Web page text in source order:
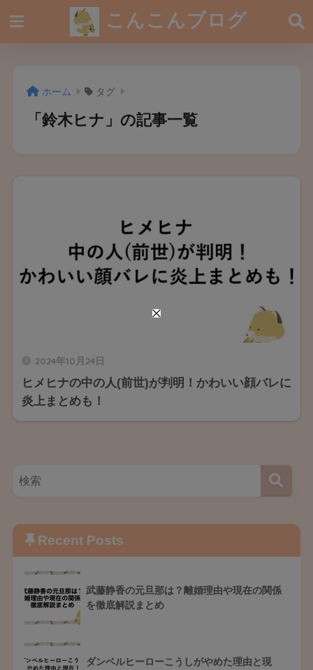
こんこんブログ
ホーム タグ
「鈴木ヒナ」の記事一覧
2024年10月24日
ヒメヒナの中の人(前世)が判明！かわいい顔バレに
炎上まとめも！
Recent Posts
武藤静香の元旦那は？離婚理由や現在の関係
を徹底解説まとめ
ダンベルヒーローこうしがやめた理由と現